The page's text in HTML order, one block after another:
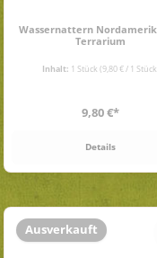
Wassernattern
Terrarium
Inhalt: 1 Stück (9,80 € / 1
Regulärer
9,80 €*
Details
Ausverkauft